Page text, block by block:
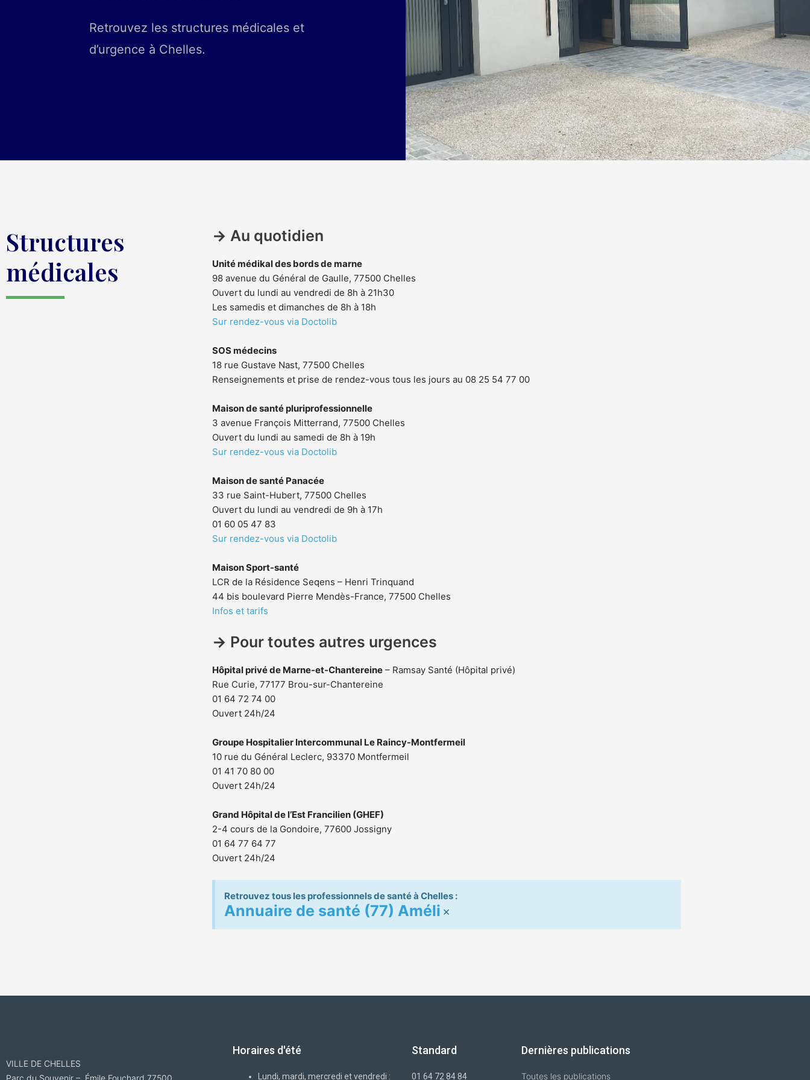
Retrouvez les structures médicales et
d’urgence à Chelles.
Structures
médicales
→ Au quotidien
Unité médikal des bords de marne
98 avenue du Général de Gaulle, 77500 Chelles
Ouvert du lundi au vendredi de 8h à 21h30
Les samedis et dimanches de 8h à 18h
Sur rendez-vous via Doctolib
SOS médecins
18 rue Gustave Nast, 77500 Chelles
Renseignements et prise de rendez-vous tous les jours au 08 25 54 77 00
Maison de santé pluriprofessionnelle
3 avenue François Mitterrand, 77500 Chelles
Ouvert du lundi au samedi de 8h à 19h
Sur rendez-vous via Doctolib
Maison de santé Panacée
33 rue Saint-Hubert, 77500 Chelles
Ouvert du lundi au vendredi de 9h à 17h
01 60 05 47 83
Sur rendez-vous via Doctolib
Maison Sport-santé
LCR de la Résidence Seqens – Henri Trinquand
44 bis boulevard Pierre Mendès-France, 77500 Chelles
Infos et tarifs
→ Pour toutes autres urgences
Hôpital privé de Marne-et-Chantereine – Ramsay Santé (Hôpital privé)
Rue Curie, 77177 Brou-sur-Chantereine
01 64 72 74 00
Ouvert 24h/24
Groupe Hospitalier Intercommunal Le Raincy-Montfermeil
10 rue du Général Leclerc, 93370 Montfermeil
01 41 70 80 00
Ouvert 24h/24
Grand Hôpital de l’Est Francilien (GHEF)
2-4 cours de la Gondoire, 77600 Jossigny
01 64 77 64 77
Ouvert 24h/24
Retrouvez tous les professionnels de santé à Chelles :
Annuaire de santé (77) Améli ×
VILLE DE CHELLES
Parc du Souvenir – Émile Fouchard 77500
Horaires d'été
Lundi, mardi, mercredi et vendredi :
Standard
01 64 72 84 84
Dernières publications
Toutes les publications